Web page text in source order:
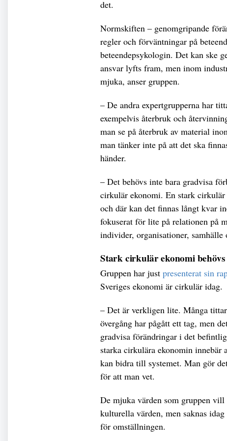
det.
Normskiften – genomgripande
regler och förväntningar på
beteendepsykologin. Det kan ske
ansvar lyfts fram, men inom
mjuka, anser gruppen.
– De andra expertgrupperna har
exempelvis återbruk och
man se på återbruk av material
man tänker inte på att det ska
händer.
– Det behövs inte bara gradvisa
cirkulär ekonomi. En stark
och där kan det finnas långt kvar
fokuserat för lite på relationen på
individer, organisationer, samhälle
Stark cirkulär ekonomi behövs
Gruppen har just presenterat sin
Sveriges ekonomi är cirkulär idag.
– Det är verkligen lite. Många
övergång har pågått ett tag, men
gradvisa förändringar i det
starka cirkulära ekonomin
kan bidra till systemet. Man gör
för att man vet.
De mjuka värden som gruppen
kulturella värden, men saknas
för omställningen.